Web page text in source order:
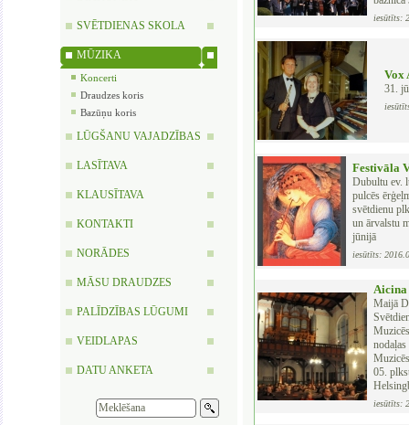
SVĒTDIENAS SKOLA
MŪZIKA
Koncerti
Draudzes koris
Bazūņu koris
LŪGŠANU VAJADZĪBAS
LASĪTAVA
KLAUSĪTAVA
KONTAKTI
NORĀDES
MĀSU DRAUDZES
PALĪDZĪBAS LŪGUMI
VEIDLAPAS
DATU ANKETA
iesūtīts:
Vox
31.
Festivāla
Dubultu ev.
pulcēs
svētdienu
un ārvalstu
jūnijā
iesūtīts:
Maijā
05.
iesūtīts: